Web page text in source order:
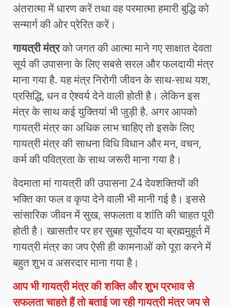
अंतरात्मा में धारण करें तथा वह परमात्मा हमारी बुद्धि को
सन्मार्ग की ओर प्रेरित करें।
गायत्री मंत्रको जगत की आत्मा माने गए साक्षात देवता
सूर्य की उपासना के लिए सबसे सरल और फलदायी मंत्र
माना गया है. यह मंत्र निरोगी जीवन के साथ-साथ यश,
प्रसिद्धि, धन व ऐश्वर्य देने वाली होती है। लेकिन इस
मंत्र के साथ कई युक्तियां भी जुड़ी है. अगर आपको
गायत्री मंत्र का अधिक लाभ चाहिए तो इसके लिए
गायत्री मंत्र की साधना विधि विधान और मन, वचन,
कर्म की पवित्रता के साथ जरूरी माना गया है।
वेदमाता मां गायत्री की उपासना 24 देवशक्तियों की
भक्ति का फल व कृपा देने वाली भी मानी गई है। इससे
सांसारिक जीवन में सुख, सफलता व शांति की चाहत पूरी
होती है। खासतौर पर हर सुबह सूर्योदय या ब्रह्ममुहूर्त में
गायत्री मंत्र का जप ऐसी ही कामनाओं को पूरा करने में
बहुत शुभ व असरदार माना गया है।
आप भी गायत्री मंत्र की शक्ति और शुभ प्रभाव से
सफलता चाहते हैं तो बताई जा रही गायत्री मंत्र जप से